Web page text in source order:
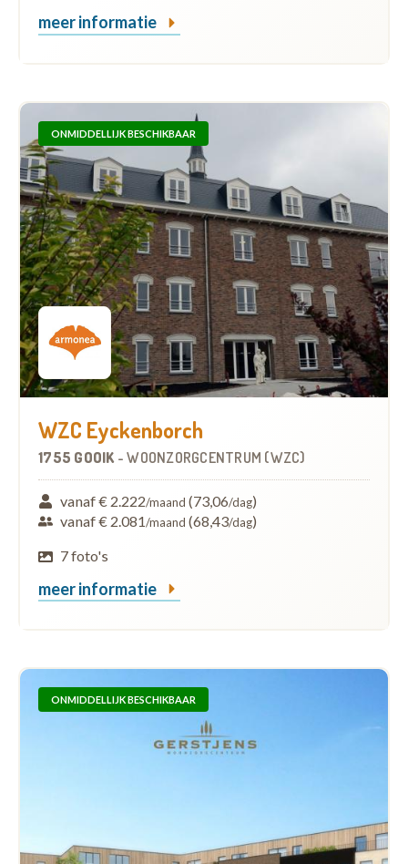
meer informatie
ONMIDDELLIJK BESCHIKBAAR
WZC Eyckenborch
1755 GOOIK -WOONZORGCENTRUM (WZC)
vanaf € 2.222/maand (73,06/dag)
vanaf € 2.081/maand (68,43/dag)
7 foto's
meer informatie
ONMIDDELLIJK BESCHIKBAAR